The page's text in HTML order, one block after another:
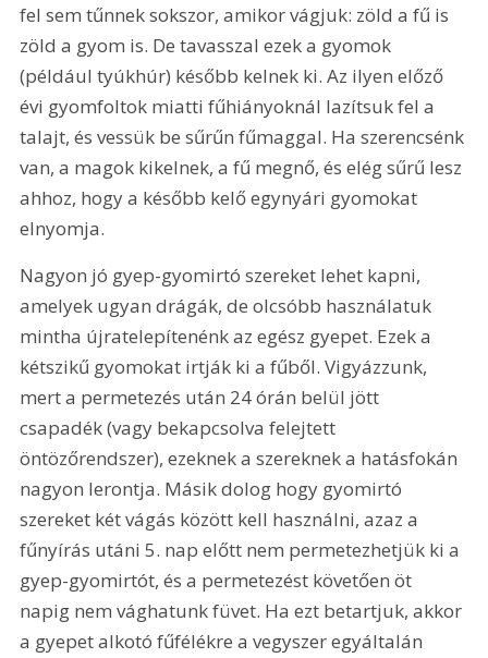
fel sem tűnnek sokszor, amikor vágjuk: zöld a fű is
zöld a gyom is. De tavasszal ezek a gyomok
(például tyúkhúr) később kelnek ki. Az ilyen előző
évi gyomfoltok miatti fűhiányoknál lazítsuk fel a
talajt, és vessük be sűrűn fűmaggal. Ha szerencsénk
van, a magok kikelnek, a fű megnő, és elég sűrű lesz
ahhoz, hogy a később kelő egynyári gyomokat
elnyomja.
Nagyon jó gyep-gyomirtó szereket lehet kapni,
amelyek ugyan drágák, de olcsóbb használatuk
mintha újratelepítenénk az egész gyepet. Ezek a
kétszikű gyomokat irtják ki a fűből. Vigyázzunk,
mert a permetezés után 24 órán belül jött
csapadék (vagy bekapcsolva felejtett
öntözőrendszer), ezeknek a szereknek a hatásfokán
nagyon lerontja. Másik dolog hogy gyomirtó
szereket két vágás között kell használni, azaz a
fűnyírás utáni 5. nap előtt nem permetezhetjük ki a
gyep-gyomirtót, és a permetezést követően öt
napig nem vághatunk füvet. Ha ezt betartjuk, akkor
a gyepet alkotó fűfélékre a vegyszer egyáltalán